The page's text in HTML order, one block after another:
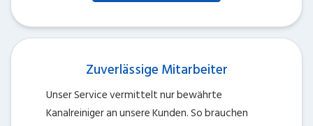
Zuverlässige Mitarbeiter
Unser Service vermittelt nur bewährte
Kanalreiniger an unsere Kunden. So brauchen